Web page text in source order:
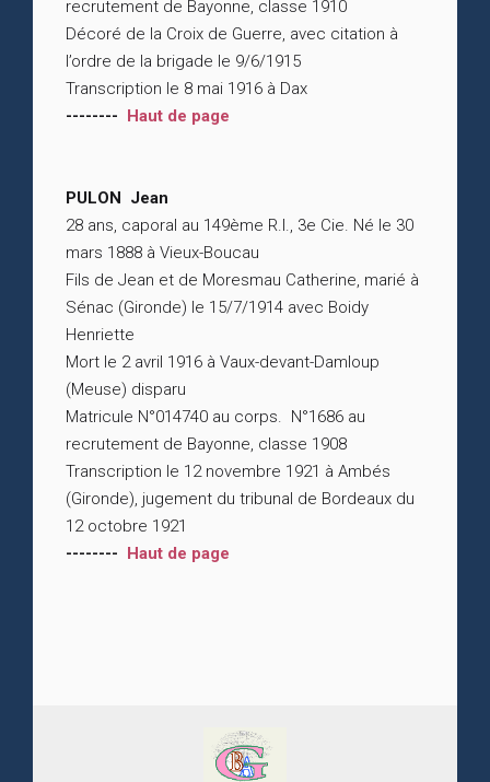
recrutement de Bayonne, classe 1910
Décoré de la Croix de Guerre, avec citation à
l’ordre de la brigade le 9/6/1915
Transcription le 8 mai 1916 à Dax
-------- Haut de page
PULON Jean
28 ans, caporal au 149ème R.I., 3e Cie. Né le 30
mars 1888 à Vieux-Boucau
Fils de Jean et de Moresmau Catherine, marié à
Sénac (Gironde) le 15/7/1914 avec Boidy
Henriette
Mort le 2 avril 1916 à Vaux-devant-Damloup
(Meuse) disparu
Matricule N°014740 au corps. N°1686 au
recrutement de Bayonne, classe 1908
Transcription le 12 novembre 1921 à Ambés
(Gironde), jugement du tribunal de Bordeaux du
12 octobre 1921
-------- Haut de page